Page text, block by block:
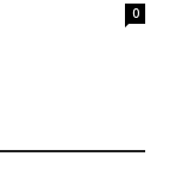
0